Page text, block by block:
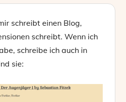
schreibt einen Blog,
schreibt. Wenn ich
schreibe ich auch in
sie: